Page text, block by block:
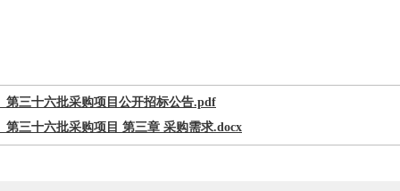
第三十六批采购项目公开招标公告.pdf
第三十六批采购项目 第三章 采购需求.docx